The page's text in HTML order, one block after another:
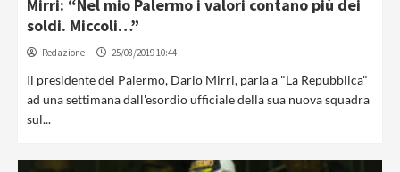
Mirri: “Nel mio Palermo i valori contano più dei
soldi. Miccoli…”
Redazione 25/08/2019 10:44
Il presidente del Palermo, Dario Mirri, parla a "La Repubblica"
ad una settimana dall'esordio ufficiale della sua nuova squadra
sul...